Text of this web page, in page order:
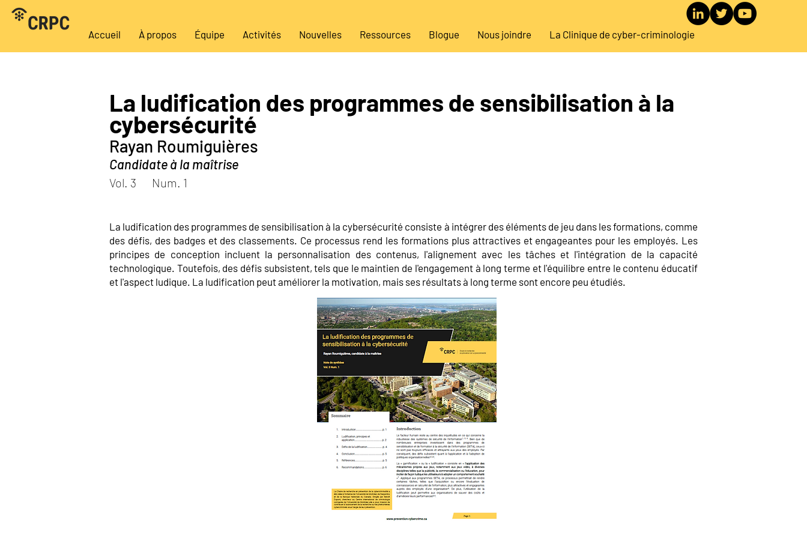
Accueil À propos Équipe Activités Nouvelles Ressources Blogue Nous joindre La Clinique de cyber-criminologie
La ludification des programmes de sensibilisation à la
cybersécurité
Rayan Roumiguières
Candidate à la maîtrise
Vol. 3 Num. 1
La ludification des programmes de sensibilisation à la cybersécurité consiste à intégrer des éléments de jeu dans les formations, comme
des défis, des badges et des classements. Ce processus rend les formations plus attractives et engageantes pour les employés. Les
principes de conception incluent la personnalisation des contenus, l'alignement avec les tâches et l'intégration de la capacité
technologique. Toutefois, des défis subsistent, tels que le maintien de l'engagement à long terme et l'équilibre entre le contenu éducatif
et l'aspect ludique. La ludification peut améliorer la motivation, mais ses résultats à long terme sont encore peu étudiés.